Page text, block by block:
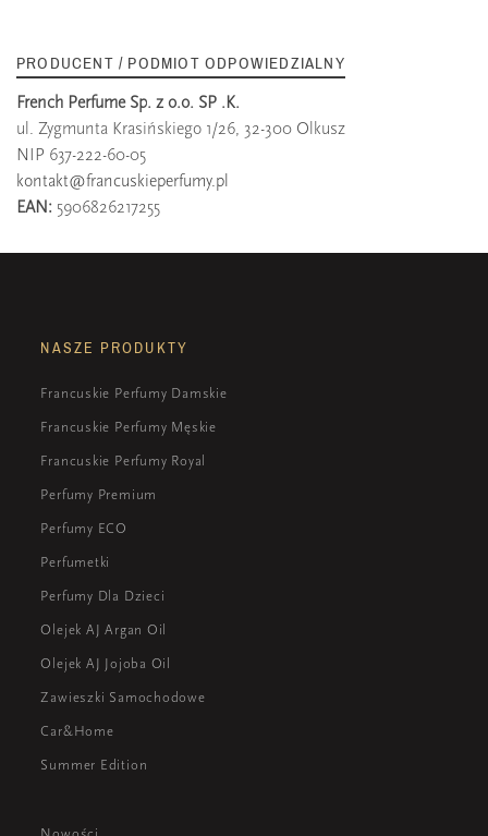
PRODUCENT / PODMIOT ODPOWIEDZIALNY
French Perfume Sp. z o.o. SP .K.
ul. Zygmunta Krasińskiego 1/26, 32-300 Olkusz
NIP 637-222-60-05
kontakt@francuskieperfumy.pl
EAN: 5906826217255
NASZE PRODUKTY
Francuskie Perfumy Damskie
Francuskie Perfumy Męskie
Francuskie Perfumy Royal
Perfumy Premium
Perfumy ECO
Perfumetki
Perfumy Dla Dzieci
Olejek AJ Argan Oil
Olejek AJ Jojoba Oil
Zawieszki Samochodowe
Car&Home
Summer Edition